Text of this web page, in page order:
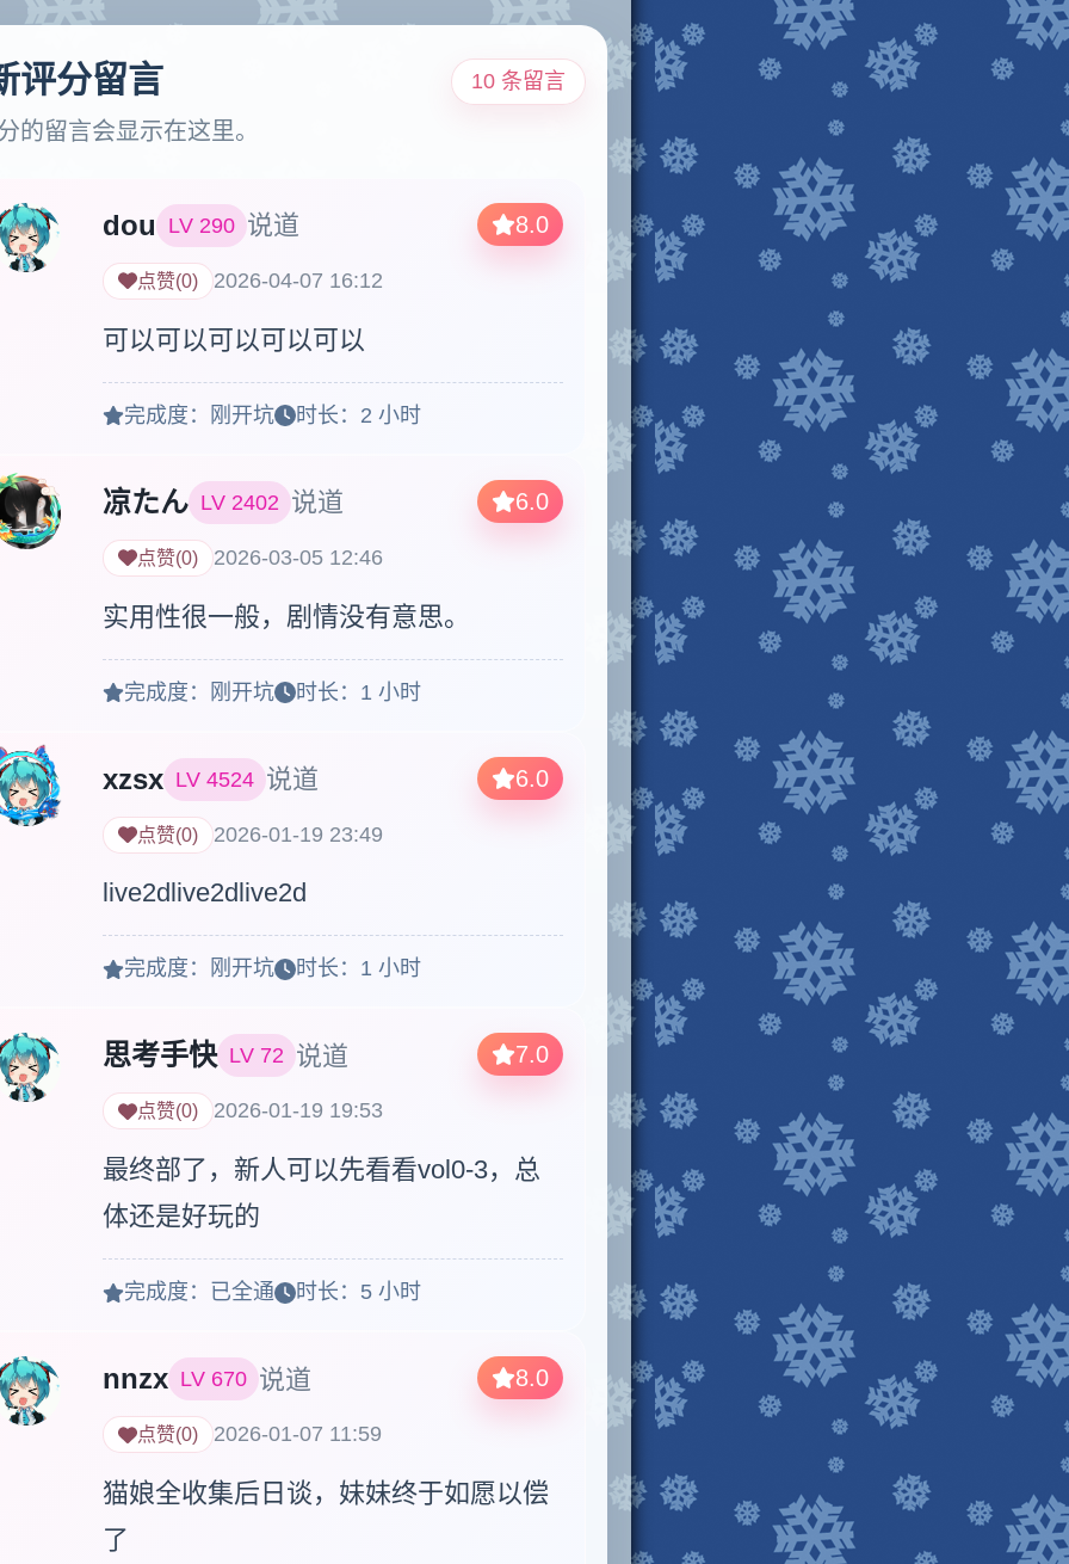
评分留言
的留言会显示在这里。
10 条留言
8.0
dou LV 290 说道
点赞(0) 2026-04-07 16:12
可以可以可以可以可以
完成度： 刚开坑 时长： 2 小时
6.0
凉たん LV 2402 说道
点赞(0) 2026-03-05 12:46
实用性很一般，剧情没有意思。
完成度： 刚开坑 时长： 1 小时
6.0
xzsx LV 4524 说道
点赞(0) 2026-01-19 23:49
live2dlive2dlive2d
完成度： 刚开坑 时长： 1 小时
7.0
思考手快 LV 72 说道
点赞(0) 2026-01-19 19:53
最终部了，新人可以先看看vol0-3，总
体还是好玩的
完成度： 已全通 时长： 5 小时
8.0
nnzx LV 670 说道
点赞(0) 2026-01-07 11:59
猫娘全收集后日谈，妹妹终于如愿以偿
了